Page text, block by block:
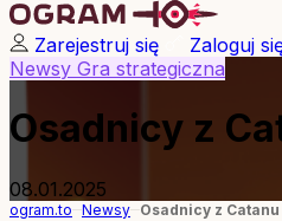
Zarejestruj się
Zaloguj
Newsy Gra strategiczna
Osadnicy z
08.01.2025
ogram.to Newsy Osadnicy z